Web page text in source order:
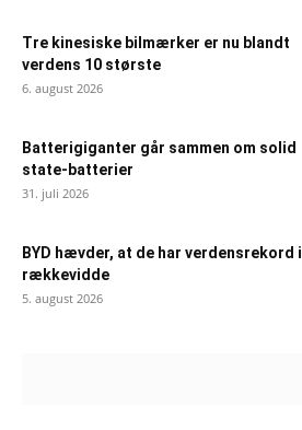
Tre kinesiske bilmærker er nu blandt
verdens 10 største
6. august 2026
Batterigiganter går sammen om solid
state-batterier
31. juli 2026
BYD hævder, at de har verdensrekord i
rækkevidde
5. august 2026